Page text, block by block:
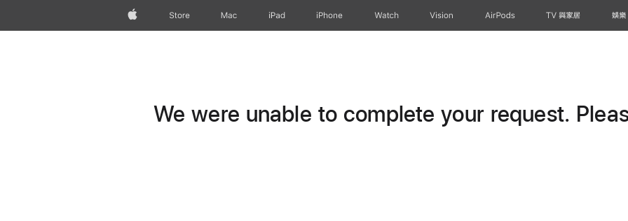
Apple Store Mac iPad iPhone Watch Vision AirPods TV 與家居 娛樂
We were unable to complete your request.